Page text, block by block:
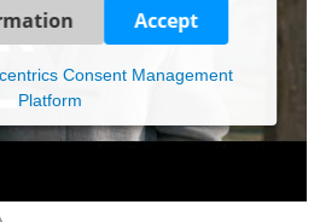
Accept
Consent Management
Platform